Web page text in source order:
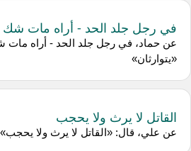
في رجل جلد الحد - أراه مات شك
عن حماد، في رجل جلد الحد - أراه مات
«يتوارثان»
القاتل لا يرث ولا يحجب
عن علي، قال: «القاتل لا يرث ولا يحجب»